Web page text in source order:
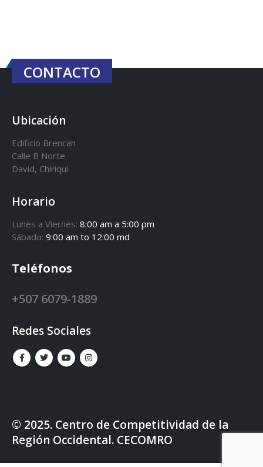
CONTACTO
Ubicación
Edificio Brencan
Calle B Norte
David, Chiriquí
Horario
Lunes a Viernes: 8:00 am a 5:00 pm
Sábado: 9:00 am to 12:00 md
Teléfonos
+507 6079-1889
Redes Sociales
© 2025. Centro de Competitividad de la
Región Occidental. CECOMRO